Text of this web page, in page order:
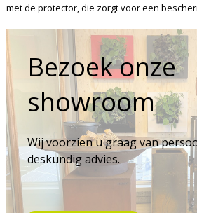
met de protector, die zorgt voor een
Bezoek onze
showroom
Wij voorzien u graag van
deskundig advies.